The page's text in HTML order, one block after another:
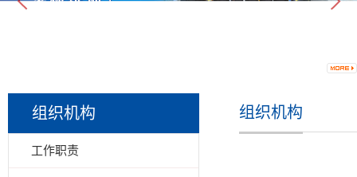
组织机构
工作职责
组织机构